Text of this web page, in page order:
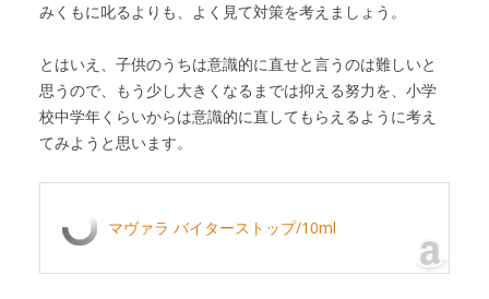
みくもに叱るよりも、よく見て対策を考えましょう。
とはいえ、子供のうちは意識的に直せと言うのは難しいと
思うので、もう少し大きくなるまでは抑える努力を、小学
校中学年くらいからは意識的に直してもらえるように考え
てみようと思います。
マヴァラ バイターストップ/10ml